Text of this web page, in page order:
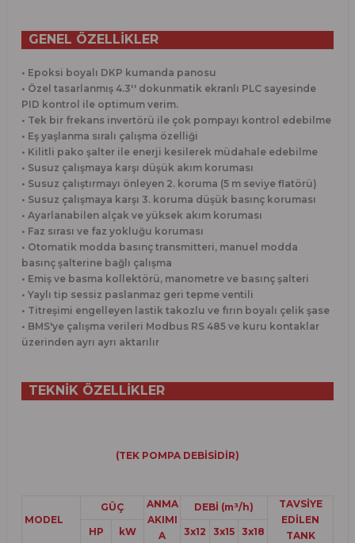
GENEL ÖZELLİKLER
• Epoksi boyalı DKP kumanda panosu
• Özel tasarlanmış 4.3'' dokunmatik ekranlı PLC sayesinde
PID kontrol ile optimum verim.
• Tek bir frekans invertörü ile çok pompayı kontrol edebilme
• Eş yaşlanma sıralı çalışma özelliği
• Kilitli pako şalter ile enerji kesilerek müdahale edebilme
• Susuz çalışmaya karşı düşük akım koruması
• Susuz çalıştırmayı önleyen 2. koruma (5 m seviye flatörü)
• Susuz çalışmaya karşı 3. koruma düşük basınç koruması
• Ayarlanabilen alçak ve yüksek akım koruması
• Faz sırası ve faz yokluğu koruması
• Otomatik modda basınç transmitteri, manuel modda
basınç şalterine bağlı çalışma
• Emiş ve basma kollektörü, manometre ve basınç şalteri
• Yaylı tip sessiz paslanmaz geri tepme ventili
• Titreşimi engelleyen lastik takozlu ve fırın boyalı çelik şase
• BMS'ye çalışma verileri Modbus RS 485 ve kuru kontaklar
üzerinden ayrı ayrı aktarılır
TEKNİK ÖZELLİKLER
(TEK POMPA DEBİSİDİR)
MODEL
GÜÇ
ANMA
AKIMI
A
DEBİ (m³/h)
TAVSİYE
EDİLEN
TANK
HP kW 3x12 3x15
3x18